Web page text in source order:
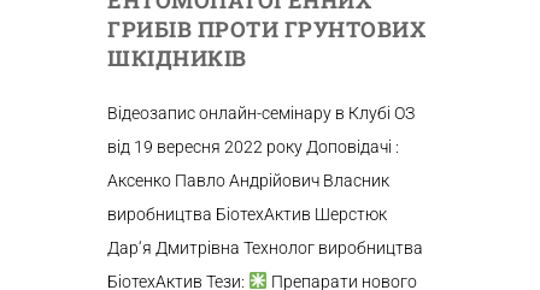
ГРИБІВ ПРОТИ ГРУНТОВИХ
ШКІДНИКІВ
Відеозапис онлайн-семінару в Клубі ОЗ
від 19 вересня 2022 року Доповідачі :
Аксенко Павло Андрійович Власник
виробництва БіотехАктив Шерстюк
Дар‘я Дмитрівна Технолог виробництва
БіотехАктив Тези:
Препарати нового